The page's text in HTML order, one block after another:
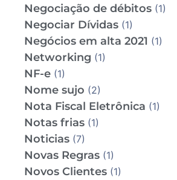
Negociação de débitos (1)
Negociar Dívidas (1)
Negócios em alta 2021 (1)
Networking (1)
NF-e (1)
Nome sujo (2)
Nota Fiscal Eletrônica (1)
Notas frias (1)
Noticias (7)
Novas Regras (1)
Novos Clientes (1)